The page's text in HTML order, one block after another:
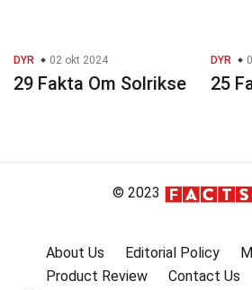
DYR 02 okt 2024
29 Fakta Om Solrikse
DYR
25
© 2023
About Us Editorial Policy
Product Review
Contact Us